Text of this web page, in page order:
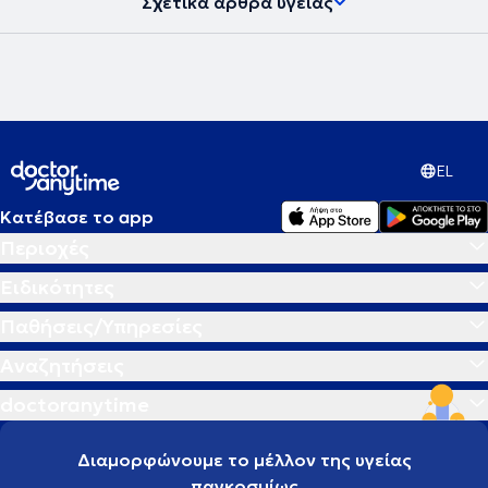
επαγγελματική εξειδίκευση στις διατροφικές διαταραχές
(ανορεξία, βουλιμία) και την παχυσαρκία από το Εθνικό Κέντρο
γαστρεντερολογικού, χειρουργικού,καρδιολογιού,
καρδιοχειρουργικού τμήματος, της Μονάδας Εντατικής θεραπείας
και Βαριατρικής παχυσαρκίας για Έλληνες και Διεθνείς ασθενείς.
EL
Κατέβασε το app
Διαμορφώνουμε το μέλλον της υγείας